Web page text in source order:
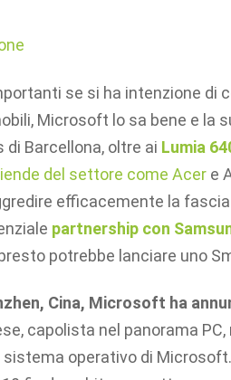
se si ha intenzione di
Microsoft lo sa bene e la
di Barcellona, oltre ai Lumia
del settore come Acer e
efficacemente la
partnership con
potrebbe lanciare uno
Cina, Microsoft ha
capolista nel panorama
operativo di